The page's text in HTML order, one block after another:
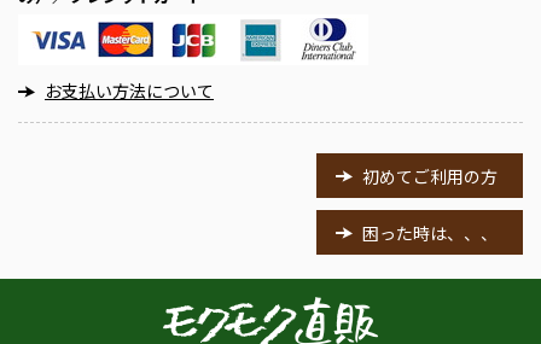
お支払い方法について
初めてご利用の方
困った時は、、、